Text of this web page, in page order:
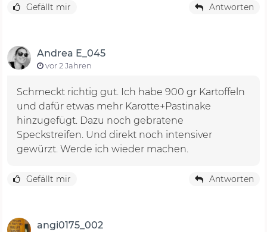
Gefällt mir Antworten
Andrea E_045
vor 2 Jahren
Schmeckt richtig gut. Ich habe 900 gr Kartoffeln
und dafür etwas mehr Karotte+Pastinake
hinzugefügt. Dazu noch gebratene
Speckstreifen. Und direkt noch intensiver
gewürzt. Werde ich wieder machen.
Gefällt mir Antworten
angi0175_002